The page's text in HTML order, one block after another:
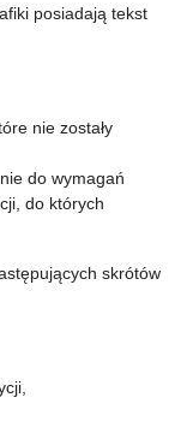
posiadają tekst
nie zostały
do wymagań
do których
skrótów